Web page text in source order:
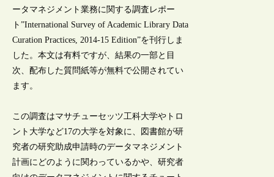
ータマネジメント業務に関する調査レポー
ト”International Survey of Academic Library Data
Curation Practices, 2014-15 Edition”を刊行しま
した。本文は有料ですが、結果の一部と目
次、配布した質問紙等が無料で公開されてい
ます。
この調査はマサチューセッツ工科大学やトロ
ント大学など17の大学を対象に、図書館が研
究者の研究助成申請時のデータマネジメント
計画にどのように関わっているかや、研究者